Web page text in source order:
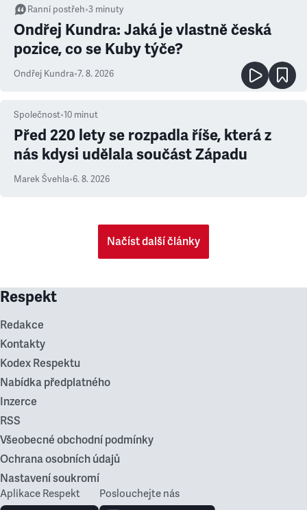
Ranní postřeh•3 minuty
Ondřej Kundra: Jaká je vlastně česká
pozice, co se Kuby týče?
Ondřej Kundra•7. 8. 2026
Společnost•10 minut
Před 220 lety se rozpadla říše, která z
nás kdysi udělala součást Západu
Marek Švehla•6. 8. 2026
Načíst další články
Respekt
Redakce
Kontakty
Kodex Respektu
Nabídka předplatného
Inzerce
RSS
Všeobecné obchodní podmínky
Ochrana osobních údajů
Nastavení soukromí
Aplikace Respekt Poslouchejte nás